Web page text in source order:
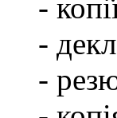
-
-
-